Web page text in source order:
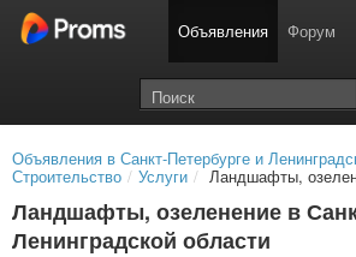
Объявления Форум
Объявления в Санкт-Петербурге и
Строительство / Услуги / Ландшафты,
Ландшафты, озеленение в
Ленинградской области